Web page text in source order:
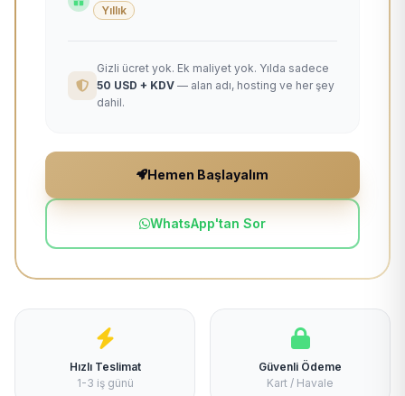
Yıllık
Gizli ücret yok. Ek maliyet yok. Yılda sadece
50 USD + KDV — alan adı, hosting ve her şey
dahil.
Hemen Başlayalım
WhatsApp'tan Sor
Hızlı Teslimat
1-3 iş günü
Güvenli Ödeme
Kart / Havale